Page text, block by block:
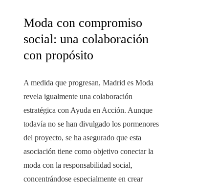
Moda con compromiso
social: una colaboración
con propósito
A medida que progresan, Madrid es Moda
revela igualmente una colaboración
estratégica con Ayuda en Acción. Aunque
todavía no se han divulgado los pormenores
del proyecto, se ha asegurado que esta
asociación tiene como objetivo conectar la
moda con la responsabilidad social,
concentrándose especialmente en crear